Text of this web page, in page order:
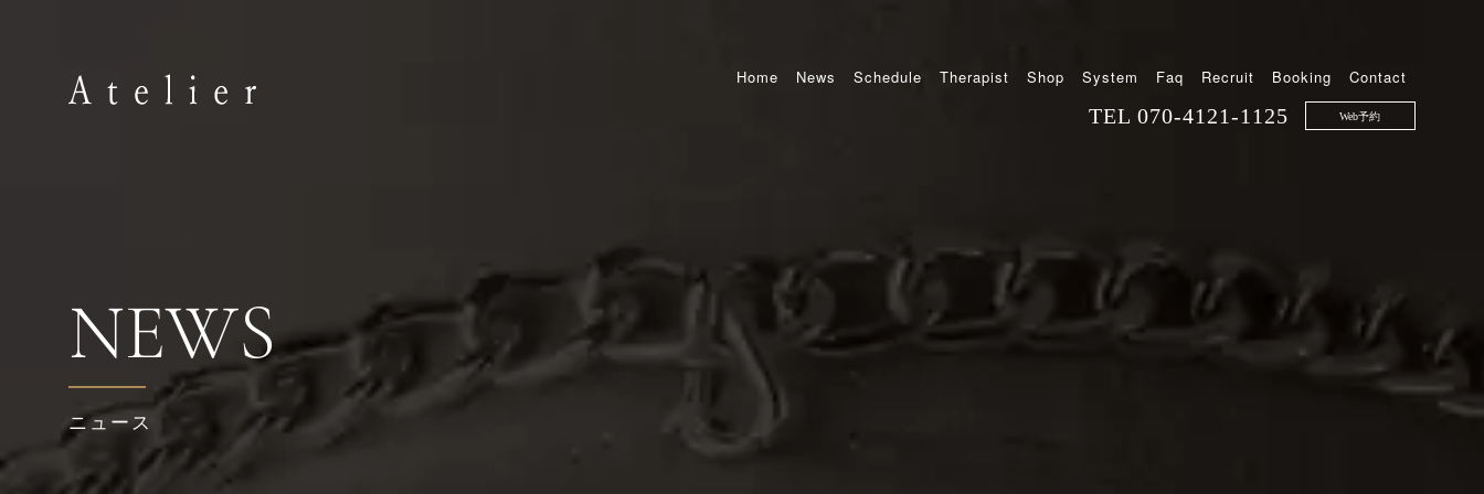
Home News Schedule Therapist Shop System Faq Recruit Booking Contact
TEL 070-4121-1125 Web予約
NEWS
ニュース